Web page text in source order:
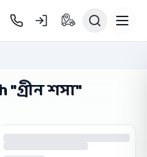
"গ্রীন শসা"